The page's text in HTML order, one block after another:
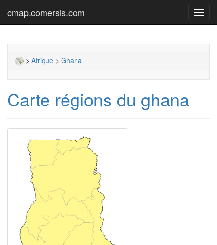
cmap.comersis.com
> Afrique > Ghana
Carte régions du ghana